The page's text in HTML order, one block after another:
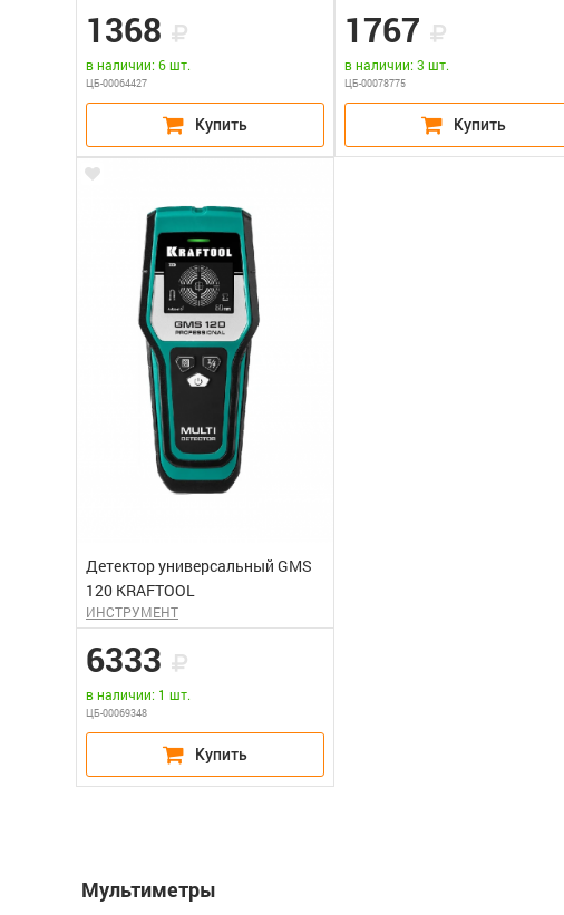
1368
в наличии: 6 шт.
ЦБ-00064427
1767
в наличии: 3 шт.
ЦБ-00078775
Детектор универсальный GMS
120 KRAFTOOL
ИНСТРУМЕНТ
6333
в наличии: 1 шт.
ЦБ-00069348
Мультиметры